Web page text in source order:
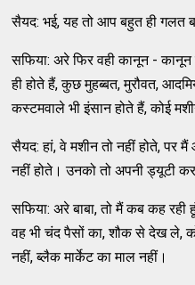
सैयद: भई, यह तो आप बहुत ही गलत
सफिया: अरे फिर वही कानून -
ही होते हैं, कुछ मुहब्बत, मुरौवत,
कस्टमवाले भी इंसान होते हैं, कोई
सैयद: हां, वे मशीन तो नहीं होते, पर
नहीं होते। उनको तो अपनी ड्यूटी
सफिया: अरे बाबा, तो मैं कब कह
वह भी चंद पैसों का, शौक से देख ले,
नहीं, ब्लैक मार्केट का माल नहीं।